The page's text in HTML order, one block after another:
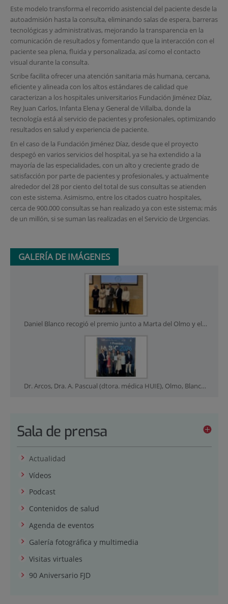
Este modelo transforma el recorrido asistencial del paciente desde la
autoadmisión hasta la consulta, eliminando salas de espera, barreras
tecnológicas y administrativas, mejorando la transparencia en la
comunicación de resultados y fomentando que la interacción con el
paciente sea plena, fluida y personalizada, así como el contacto
visual durante la consulta.
Scribe facilita ofrecer una atención sanitaria más humana, cercana,
eficiente y alineada con los altos estándares de calidad que
caracterizan a los hospitales universitarios Fundación Jiménez Díaz,
Rey Juan Carlos, Infanta Elena y General de Villalba, donde la
tecnología está al servicio de pacientes y profesionales, optimizando
resultados en salud y experiencia de paciente.
En el caso de la Fundación Jiménez Díaz, desde que el proyecto
despegó en varios servicios del hospital, ya se ha extendido a la
mayoría de las especialidades, con un alto y creciente grado de
satisfacción por parte de pacientes y profesionales, y actualmente
alrededor del 28 por ciento del total de sus consultas se atienden
con este sistema. Asimismo, entre los citados cuatro hospitales,
cerca de 900.000 consultas se han realizado ya con este sistema; más
de un millón, si se suman las realizadas en el Servicio de Urgencias.
GALERÍA DE IMÁGENES
Daniel Blanco recogió el premio junto a Marta del Olmo y el Dr. Javier Arcos
Dr. Arcos, Dra. A. Pascual (dtora. médica HUIE), Olmo, Blanco, L. Alfaro (dtora. Calidad HUIE) y Dr. J. Short (gerente territorial adjunto HUIE, HURJC y HUGV)
Sala de prensa
Actualidad
Vídeos
Podcast
Contenidos de salud
Agenda de eventos
Galería fotográfica y multimedia
Visitas virtuales
90 Aniversario FJD